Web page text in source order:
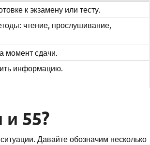
к экзамену или тесту.
чтение, прослушивание,
момент сдачи.
информацию.
и 55?
Давайте обозначим несколько